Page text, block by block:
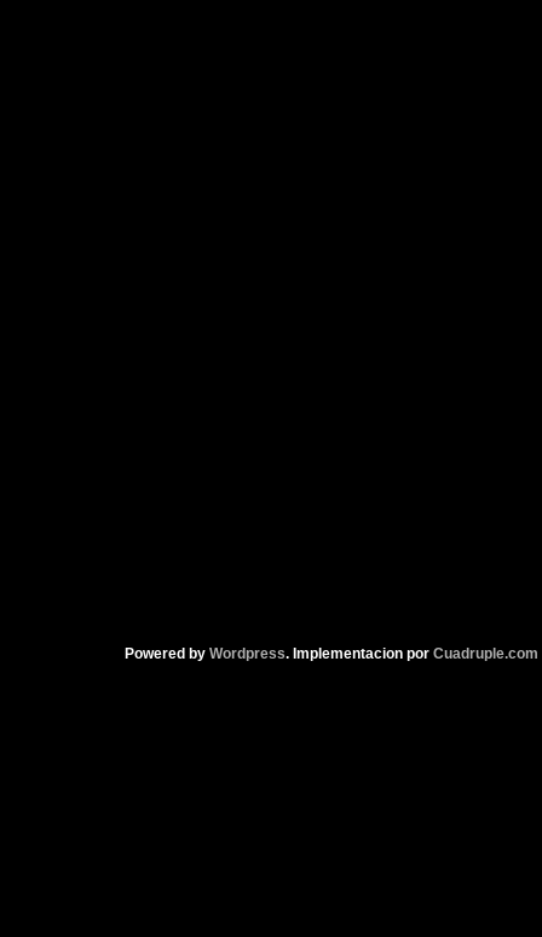
Powered byWordpress. Implementacion porCuadruple.com